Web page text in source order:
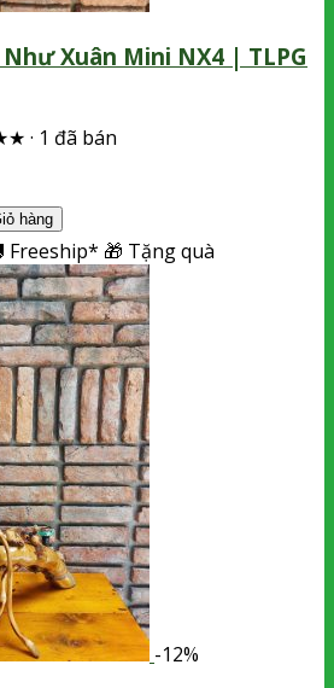
Xuân Mini NX4 | TLPG
· 1 đã bán
hàng
Freeship* 🎁 Tặng quà
-12%